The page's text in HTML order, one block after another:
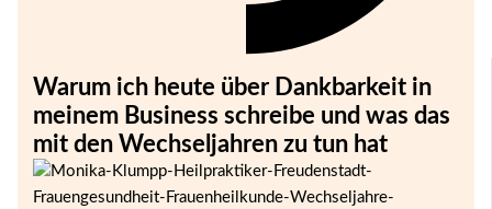
Warum ich heute über Dankbarkeit in
meinem Business schreibe und was das
mit den Wechseljahren zu tun hat